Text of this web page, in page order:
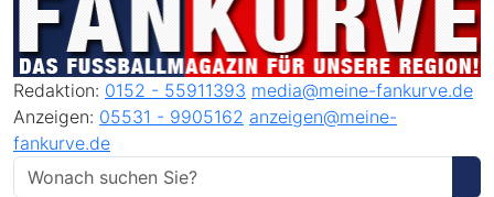
Redaktion: 0152 - 55911393 media@meine-fankurve.de
Anzeigen: 05531 - 9905162 anzeigen@meine-
fankurve.de